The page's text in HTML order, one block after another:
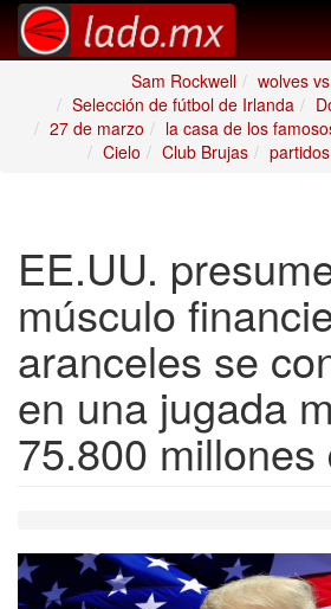
Sam Rockwell
wolves
Selección de fútbol de Irlanda
27 de marzo
la casa de los
Cielo
Club Brujas
EE.UU.
músculo
aranceles se
en una jugada
75.800 millones